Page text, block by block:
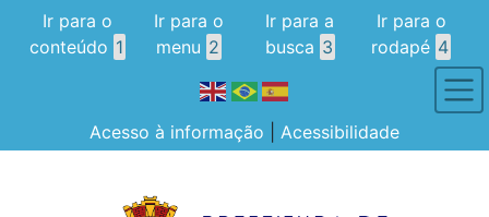
Ir para o
conteúdo 1
Ir para o
menu 2
Ir para a
busca 3
Ir para o
rodapé 4
Acesso à informação Acessibilidade